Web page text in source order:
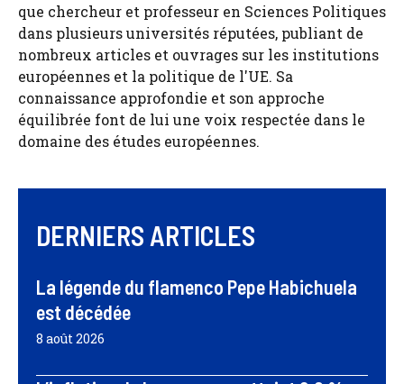
que chercheur et professeur en Sciences Politiques
dans plusieurs universités réputées, publiant de
nombreux articles et ouvrages sur les institutions
européennes et la politique de l'UE. Sa
connaissance approfondie et son approche
équilibrée font de lui une voix respectée dans le
domaine des études européennes.
DERNIERS ARTICLES
La légende du flamenco Pepe Habichuela
est décédée
8 août 2026